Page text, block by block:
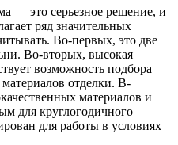
— это серьезное решение, и
ряд значительных
Во-первых, это две
Во-вторых, высокая
возможность подбора
отделки. В-
материалов и
для круглогодичного
для работы в условиях